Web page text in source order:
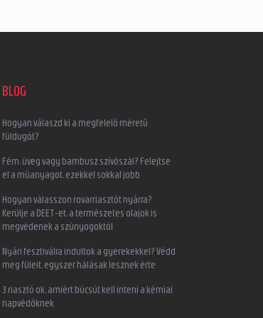
BLOG
Hogyan válaszd ki a megfelelő méretű
füldugót?
Fém, üveg vagy bambusz szívószál? Felejtse
el a műanyagot, ezekkel sokkal jobb
Hogyan válasszon rovarriasztót nyárra?
Kerülje a DEET-et, a természetes olajok is
megvédenek a szúnyogoktól
Nyári fesztiválra indultok a gyerekekkel? Védd
meg füleit, egyszer hálásak lesznek érte
3 riasztó ok, amiért búcsút kell inteni a kémiai
napvédőknek